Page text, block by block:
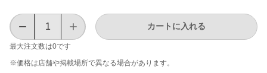
最大注文数は0です
カートに入れる
※価格は​店舗や​掲載場所で​異なる​場合が​あります。